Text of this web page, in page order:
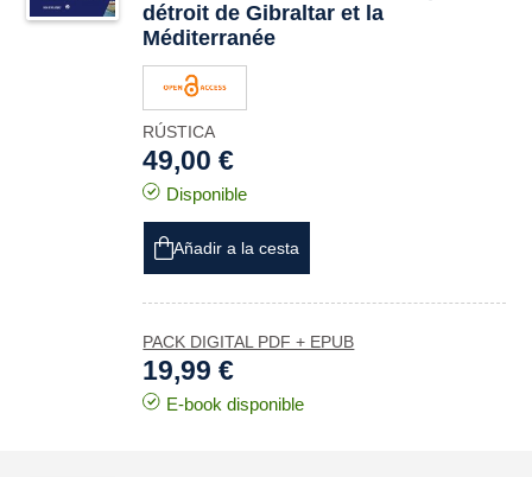
détroit de Gibraltar et la
Méditerranée
RÚSTICA
49,00 €
Disponible
Añadir a la cesta
PACK DIGITAL PDF + EPUB
19,99 €
E-book disponible